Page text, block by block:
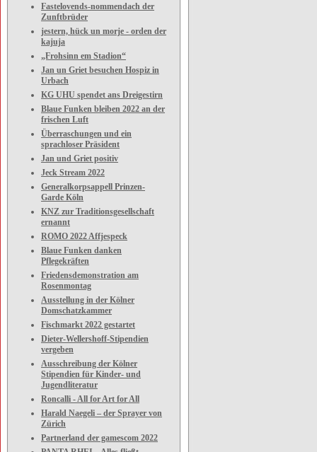
Fastelovends-nommendach der
Zunftbrüder
jestern, hück un morje - orden der
kajuja
„Frohsinn em Stadion“
Jan un Griet besuchen Hospiz in
Urbach
KG UHU spendet ans Dreigestirn
Blaue Funken bleiben 2022 an der
frischen Luft
Überraschungen und ein
sprachloser Präsident
Jan und Griet positiv
Jeck Stream 2022
Generalkorpsappell Prinzen-
Garde Köln
KNZ zur Traditionsgesellschaft
ernannt
ROMO 2022 Affjespeck
Blaue Funken danken
Pflegekräften
Friedensdemonstration am
Rosenmontag
Ausstellung in der Kölner
Domschatzkammer
Fischmarkt 2022 gestartet
Dieter-Wellershoff-Stipendien
vergeben
Ausschreibung der Kölner
Stipendien für Kinder- und
Jugendliteratur
Roncalli - All for Art for All
Harald Naegeli – der Sprayer von
Zürich
Partnerland der gamescom 2022